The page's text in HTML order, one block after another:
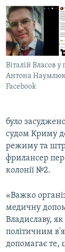
Віталій Власов у
Антона
Facebook
було
судом Криму
режиму та
фрилансер
колонії №2.
«Важко
медичну
Владиславу,
політичним
допомагає